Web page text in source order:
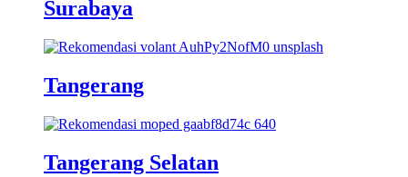
Surabaya
Tangerang
Tangerang Selatan